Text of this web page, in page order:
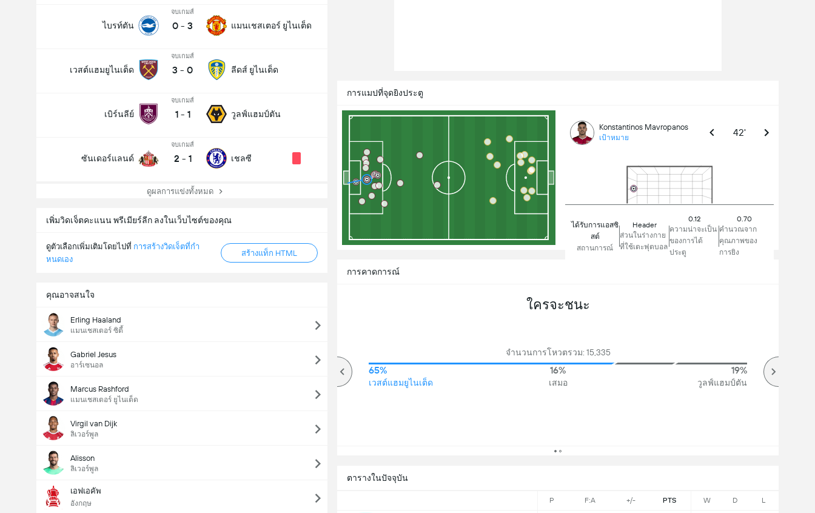
ไบรท์ตัน
จบเกมส์
0 - 3 แมนเชสเตอร์ ยูไนเต็ด
เวสต์แฮมยูไนเต็ด
จบเกมส์
3 - 0 ลีดส์ ยูไนเต็ด
เบิร์นลีย์
จบเกมส์
1 - 1 วูลฟ์แฮมป์ตัน
ซันเดอร์แลนด์
จบเกมส์
2 - 1 เชลซี
ดูผลการแข่งทั้งหมด
เพิ่มวิดเจ็ตคะแนน พรีเมียร์ลีก ลงในเว็บไซต์ของคุณ
ดูตัวเลือกเพิ่มเติมโดยไปที่ การสร้างวิดเจ็ตที่กํา
หนดเอง
สร้างแท็ก HTML
คุณอาจสนใจ
Erling Haaland
แมนเชสเตอร์ ซิตี้
Gabriel Jesus
อาร์เซนอล
Marcus Rashford
แมนเชสเตอร์ ยูไนเต็ด
Virgil van Dijk
ลิเวอร์พูล
Alisson
ลิเวอร์พูล
เอฟเอคัพ
อังกฤษ
การแมปที่จุดยิงประตู
Konstantinos Mavropanos
เป้าหมาย 42'
ได้รับการแอสซิ
สต์
สถานการณ์
Header
ส่วนในร่างกาย
ที่ใช้เตะฟุตบอล
0.12
ความน่าจะเป็น
ของการได้
ประตู
0.70
คำนวณจาก
คุณภาพของ
การยิง
ตารางในปัจจุบัน
P F:A +/- PTS W D L
การคาดการณ์
ใครจะชนะ
จำนวนการโหวตรวม: 15,335
65%
เวสต์แฮมยูไนเต็ด
16%
เสมอ
19%
วูลฟ์แฮมป์ตัน
ประตูทั้งหมดในแมทช์นี้ (2.5)
จำนวนการโหวตรวม: 1,367